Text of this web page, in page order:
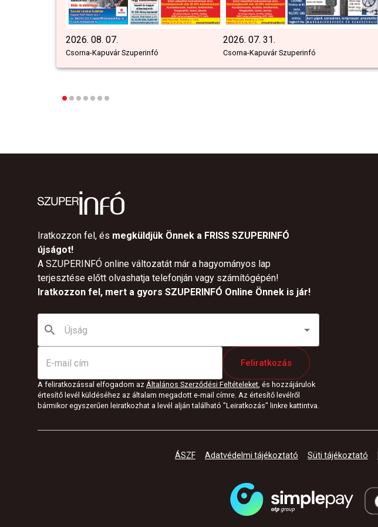
2026. 08. 07.
Csorna-Kapuvár Szuperinfó
2026. 07. 31.
Csorna-Kapuvár Szuperinfó
Iratkozzon fel, és megküldjük Önnek a FRISS SZUPERINFÓ
újságot!
A SZUPERINFÓ online változatát már a hagyományos lap
terjesztése előtt olvashatja telefonján vagy számítógépén!
Iratkozzon fel, mert a gyors SZUPERINFÓ Online Önnek is jár!
Feliratkozás
A feliratkozással elfogadom az Általános Szerződési Feltételeket, és hozzájárulok
értesítő levél küldéséhez az általam megadott e-mail címre. Az értesítő levélről
bármikor egyszerűen leiratkozhat a levél alján található "Leiratkozás" linkre kattintva.
ÁSZF Adatvédelmi tájékoztató Süti tájékoztató